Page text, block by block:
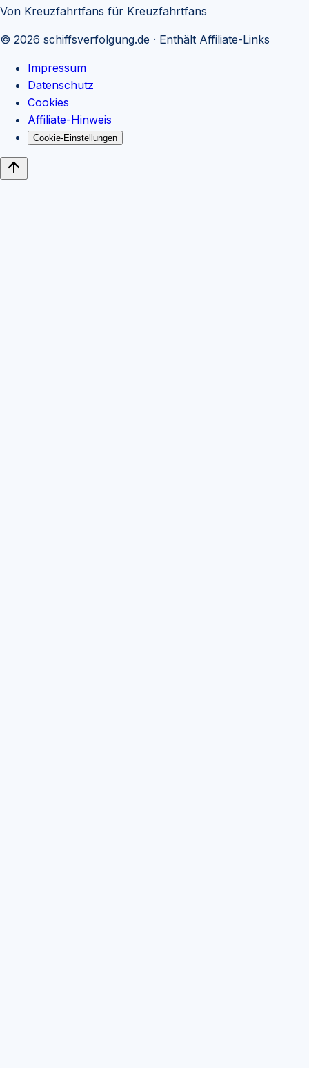
Von Kreuzfahrtfans für Kreuzfahrtfans
© 2026 schiffsverfolgung.de · Enthält Affiliate-Links
Impressum
Datenschutz
Cookies
Affiliate-Hinweis
Cookie-Einstellungen